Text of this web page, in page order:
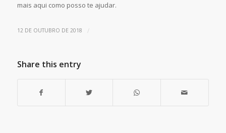
mais aqui como posso te ajudar.
12 DE OUTUBRO DE 2018 /
Share this entry